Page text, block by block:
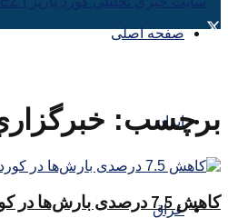
صفحه اصلی
ایران
عراق
برچسب:
کاهش 7.5 درصدی بارش‌ها در کوردستان